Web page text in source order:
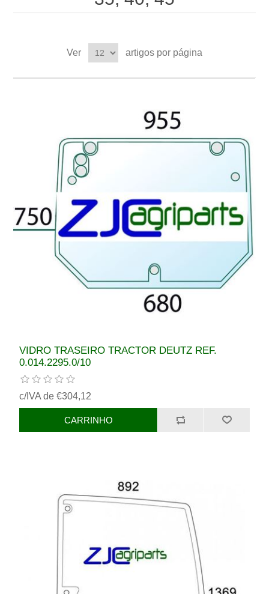
Ver artigos por página
VIDRO TRASEIRO TRACTOR DEUTZ REF.
0.014.2295.0/10
c/IVA de €304,12